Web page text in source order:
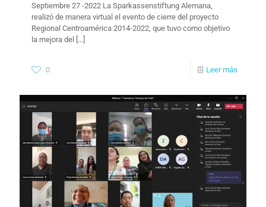
Septiembre 27 -2022 La Sparkassenstiftung Alemana,
realizó de manera virtual el evento de cierre del proyecto
Regional Centroamérica 2014-2022, que tuvo como objetivo
la mejora del
[…]
0 Leer más